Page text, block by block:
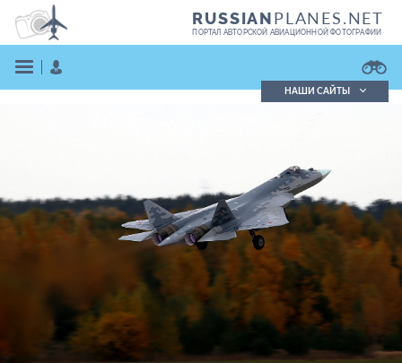
RUSSIANPLANES.NET
ПОРТАЛ АВТОРСКОЙ АВИАЦИОННОЙ ФОТОГРАФИИ
ВОЙТИ
ЗАРЕГИСТРИРОВАТЬСЯ
НАШИ САЙТЫ